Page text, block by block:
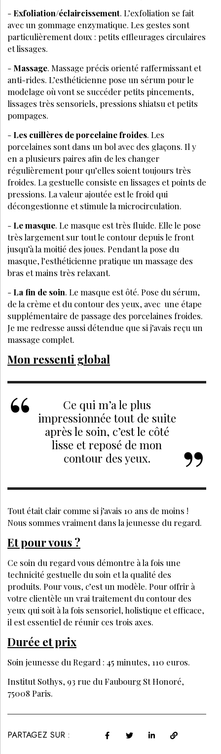
-Exfoliation/éclaircissement. L’exfoliation se fait
avec un gommage enzymatique. Les gestes sont
particulièrement doux : petits effleurages circulaires
et lissages.
- Massage. Massage précis orienté raffermissant et
anti-rides. L’esthéticienne pose un sérum pour le
modelage où vont se succéder petits pincements,
lissages très sensoriels, pressions shiatsu et petits
pompages.
-Les cuillères de porcelaine froides. Les
porcelaines sont dans un bol avec des glaçons. Il y
en a plusieurs paires afin de les changer
régulièrement pour qu’elles soient toujours très
froides. La gestuelle consiste en lissages et points de
pressions. La valeur ajoutée est le froid qui
décongestionne et stimule la microcirculation.
-Le masque. Le masque est très fluide. Elle le pose
très largement sur tout le contour depuis le front
jusqu’à la moitié des joues. Pendant la pose du
masque, l’esthéticienne pratique un massage des
bras et mains très relaxant.
-La fin de soin. Le masque est ôté. Pose du sérum,
de la crème et du contour des yeux, avec une étape
supplémentaire de passage des porcelaines froides.
Je me redresse aussi détendue que si j’avais reçu un
massage complet.
Mon ressenti global
Ce qui m’a le plus
impressionnée tout de suite
après le soin, c’est le côté
lisse et reposé de mon
contour des yeux.
Tout était clair comme si j’avais 10 ans de moins !
Nous sommes vraiment dans la jeunesse du regard.
Et pour vous ?
Ce soin du regard vous démontre à la fois une
technicité gestuelle du soin et la qualité des
produits. Pour vous, c’est un modèle. Pour offrir à
votre clientèle un vrai traitement du contour des
yeux qui soit à la fois sensoriel, holistique et efficace,
il est essentiel de réunir ces trois axes.
Durée et prix
Soin jeunesse du Regard : 45 minutes, 110 euros.
Institut Sothys, 93 rue du Faubourg St Honoré,
75008 Paris.
PARTAGEZ SUR :